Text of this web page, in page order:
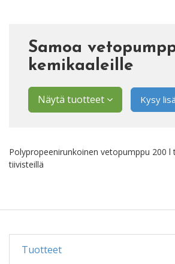
Samoa
kemikaaleille
Näytä tuotteet Kysy
Polypropeenirunkoinen vetopumppu 200 l
tiivisteillä
Tuotteet